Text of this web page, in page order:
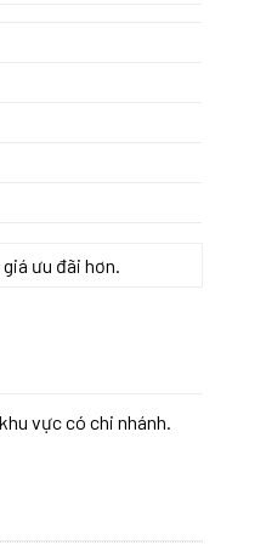
ưu đãi hơn.
vực có chi nhánh.